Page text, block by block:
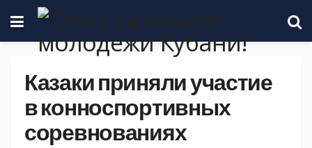
Казаки приняли участие
в конноспортивных
соревнованиях